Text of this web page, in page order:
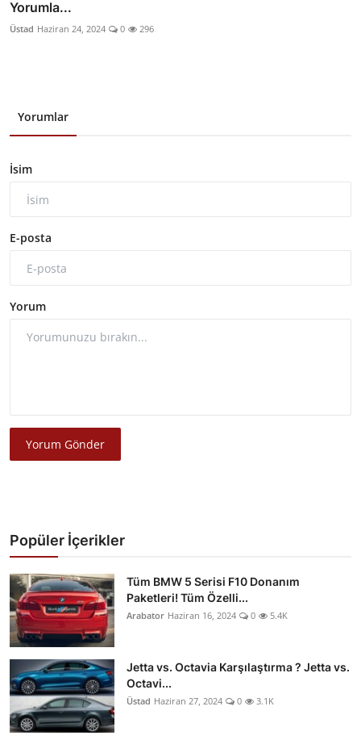
Yorumla...
Üstad Haziran 24, 2024 0 296
Yorumlar
İsim
E-posta
Yorum
Yorum Gönder
Popüler İçerikler
Tüm BMW 5 Serisi F10 Donanım
Paketleri! Tüm Özelli...
Arabator Haziran 16, 2024 0 5.4K
Jetta vs. Octavia Karşılaştırma ? Jetta vs.
Octavi...
Üstad Haziran 27, 2024 0 3.1K